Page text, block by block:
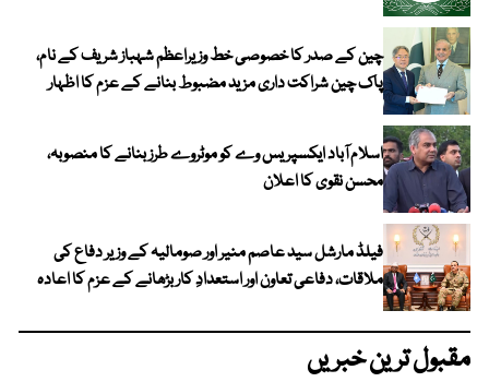
چین کے صدر کا خصوصی خط وزیراعظم شہباز شریف کے نام،
پاک چین شراکت داری مزید مضبوط بنانے کے عزم کا اظہار
اسلام آباد ایکسپریس وے کو موٹروے طرز بنانے کا منصوبہ،
محسن نقوی کا اعلان
فیلڈ مارشل سید عاصم منیر اور صومالیہ کے وزیر دفاع کی
ملاقات، دفاعی تعاون اور استعدادِ کار بڑھانے کے عزم کا اعادہ
مقبول ترین خبریں